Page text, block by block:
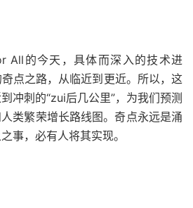
All的今天，具体而深入的技术进
点之路，从临近到更近。所以，这
冲刺的“zui后几公里”，为我们预测
类繁荣增长路线图。奇点永远是涌
事，必有人将其实现。